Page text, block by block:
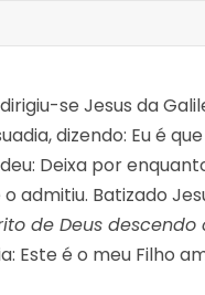
se Jesus da
dizendo: Eu é
Deixa por
admitiu. Batizado
de Deus
Este é o meu Filho